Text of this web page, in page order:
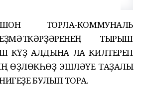
ТОРЛАҠ-КОММУНАЛЬ
ТЫРЫШ
КҮҘ АЛДЫНА ЛА КИЛТЕРЕП
ӨҘЛӨКҺӨҘ ЭШЛӘҮЕ ТАҘАЛЫҠ
БУЛЫП ТОРА.